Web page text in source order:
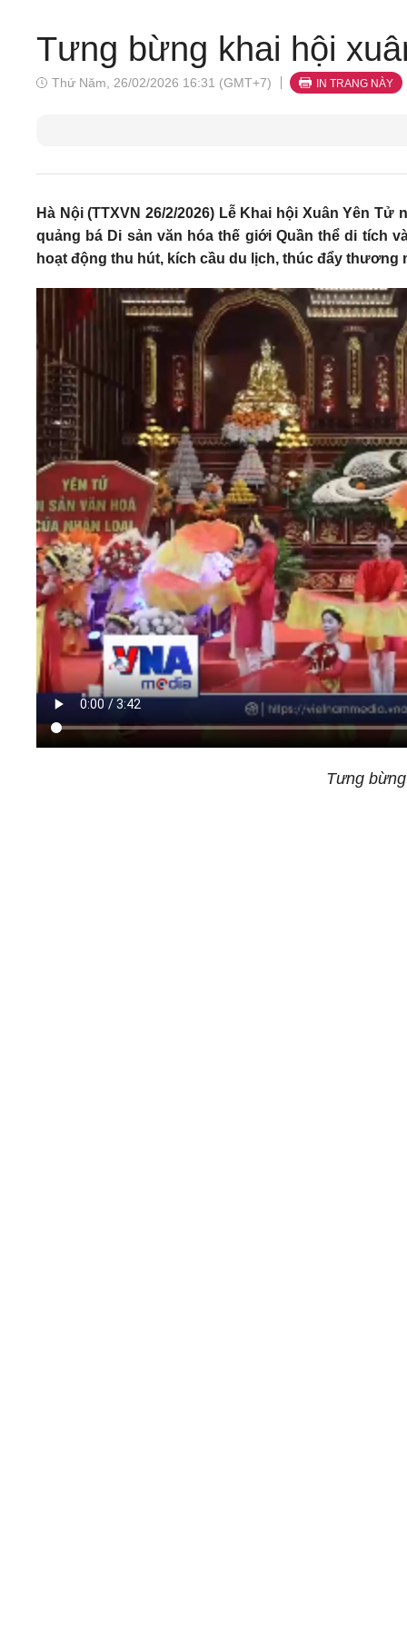
Tưng bừng khai hội
Thứ Năm, 26/02/2026 16:31 (GMT+7) IN TRANG NÀY
Hà Nội (TTXVN 26/2/2026) Lễ Khai hội Xuân Yên
quảng bá Di sản văn hóa thế giới Quần thể di tích
hoạt động thu hút, kích cầu du lịch, thúc đẩy thương
Tưng